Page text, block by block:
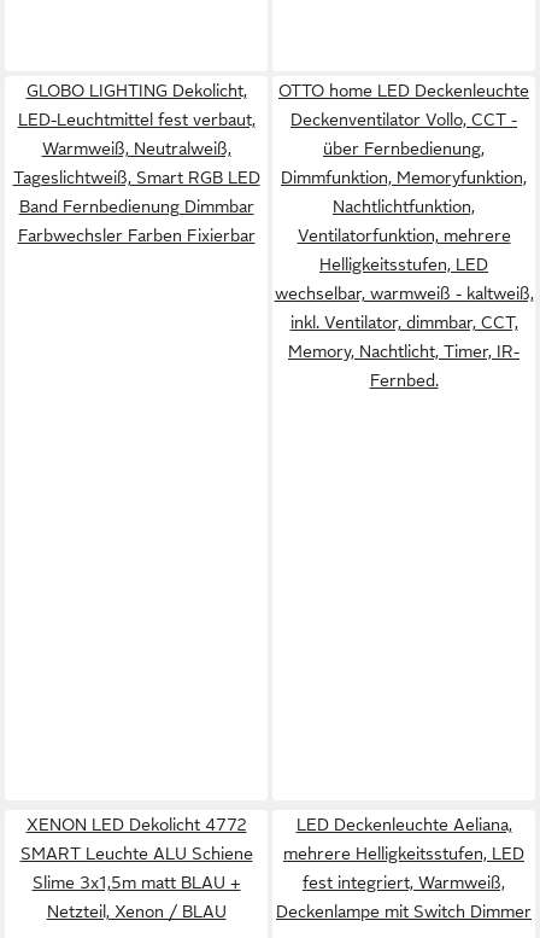
GLOBO LIGHTING Dekolicht,
LED-Leuchtmittel fest verbaut,
Warmweiß, Neutralweiß,
Tageslichtweiß, Smart RGB LED
Band Fernbedienung Dimmbar
Farbwechsler Farben Fixierbar
OTTO home LED Deckenleuchte
Deckenventilator Vollo, CCT -
über Fernbedienung,
Dimmfunktion, Memoryfunktion,
Nachtlichtfunktion,
Ventilatorfunktion, mehrere
Helligkeitsstufen, LED
wechselbar, warmweiß - kaltweiß,
inkl. Ventilator, dimmbar, CCT,
Memory, Nachtlicht, Timer, IR-
Fernbed.
XENON LED Dekolicht 4772
SMART Leuchte ALU Schiene
Slime 3x1,5m matt BLAU +
Netzteil, Xenon / BLAU
LED Deckenleuchte Aeliana,
mehrere Helligkeitsstufen, LED
fest integriert, Warmweiß,
Deckenlampe mit Switch Dimmer